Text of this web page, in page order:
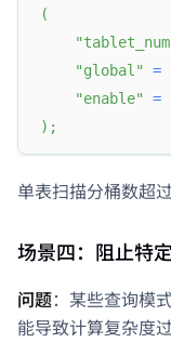
(
"global"
=
"enable"
=
) ;
单表扫描分桶数超
场景四：阻止特
问题：某些查询模
能导致计算复杂度